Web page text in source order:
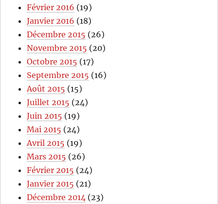
Février 2016 (19)
Janvier 2016 (18)
Décembre 2015 (26)
Novembre 2015 (20)
Octobre 2015 (17)
Septembre 2015 (16)
Août 2015 (15)
Juillet 2015 (24)
Juin 2015 (19)
Mai 2015 (24)
Avril 2015 (19)
Mars 2015 (26)
Février 2015 (24)
Janvier 2015 (21)
Décembre 2014 (23)